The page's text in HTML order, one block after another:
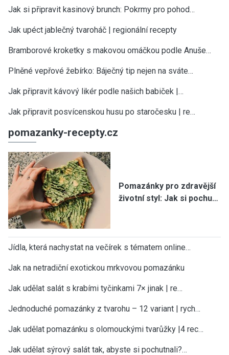
Jak si připravit kasinový brunch: Pokrmy pro pohod…
Jak upéct jablečný tvaroháč | regionální recepty
Bramborové kroketky s makovou omáčkou podle Anuše…
Plněné vepřové žebírko: Báječný tip nejen na sváte…
Jak připravit kávový likér podle našich babiček |…
Jak připravit posvícenskou husu po staročesku | re…
pomazanky-recepty.cz
Pomazánky pro zdravější
životní styl: Jak si pochu…
Jídla, která nachystat na večírek s tématem online…
Jak na netradiční exotickou mrkvovou pomazánku
Jak udělat salát s krabími tyčinkami 7× jinak | re…
Jednoduché pomazánky z tvarohu – 12 variant | rych…
Jak udělat pomazánku s olomouckými tvarůžky |4 rec…
Jak udělat sýrový salát tak, abyste si pochutnali?…